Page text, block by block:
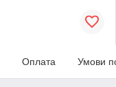
Оплата Умови